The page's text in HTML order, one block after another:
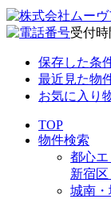
受付時
保存した条
最近見た物
お気に入り
TOP
物件検索
都心エ
新宿
城南